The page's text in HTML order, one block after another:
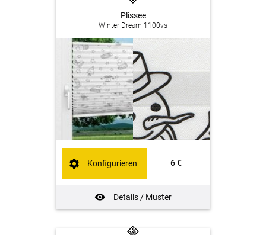
Plissee
Winter Dream 1100vs
6 €
Details / Muster
Konfigurieren